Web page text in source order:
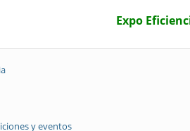
Expo
y eventos